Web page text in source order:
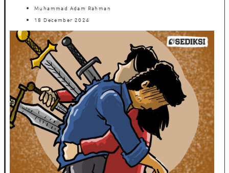
Muhammad Adam Rahman
18 December 2024